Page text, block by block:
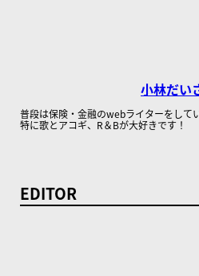
小林だい
普段は保険・金融のwebライターをして
特に歌とアコギ、R＆Bが大好きです！
EDITOR